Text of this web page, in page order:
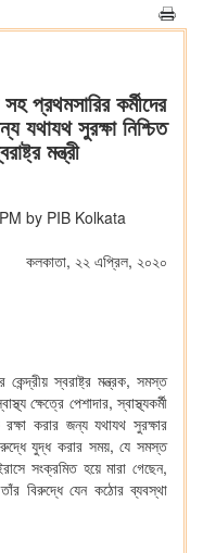
সহ প্রথমসারির কর্মীদের
যথাযথ সুরক্ষা নিশ্চিত
মন্ত্রী
by PIB Kolkata
কলকাতা, ২২ এপ্রিল, ২০২০
কেন্দ্রীয় স্বরাষ্ট্র মন্ত্রক, সমস্ত
ক্ষেত্রে পেশাদার, স্বাস্থ্যকর্মী
করার জন্য যথাযথ সুরক্ষার
যুদ্ধ করার সময়, যে সমস্ত
সংক্রমিত হয়ে মারা গেছেন,
বিরুদ্ধে যেন কঠোর ব্যবস্থা